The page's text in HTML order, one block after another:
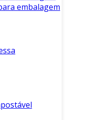
embalagem